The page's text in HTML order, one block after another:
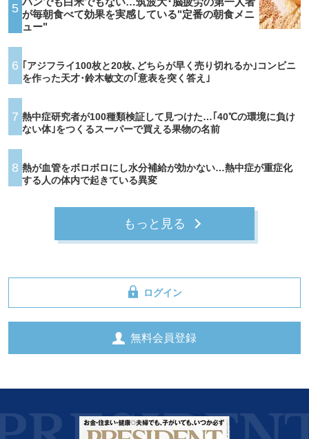
5 が毎朝食べて効果を実感している"定番の朝食メニ
ュー"
6 ｢アジフライ100枚と20枚､どちらが早く売り切れるか｣コンビニ
を作った天才･鈴木敏文の｢意表を突く答え｣
7 熱中症研究者が100種類検証して見つけた…｢40℃の環境に負け
ない体｣をつくるスーパーで買える果物の名前
8 熱が血管をボロボロにし水分補給が効かない…熱中症が重症化
する人の体内で起きている異変
もっと見る
ログイン
無料会員登録